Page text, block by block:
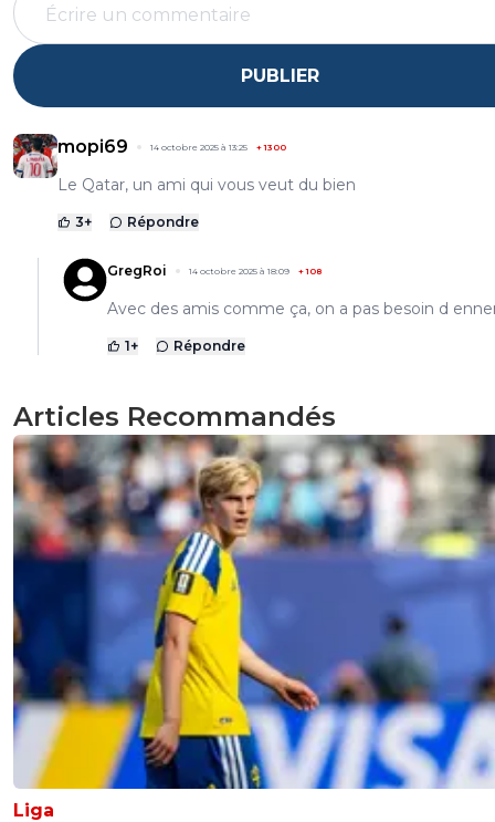
PUBLIER
mopi69 14 octobre 2025 à 13:25 +1300
Le Qatar, un ami qui vous veut du bien
3+ Répondre
GregRoi 14 octobre 2025 à 18:09 +108
Avec des amis comme ça, on a pas besoin d
1+ Répondre
Articles Recommandés
Liga